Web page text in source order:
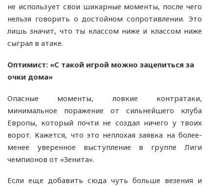
не использует свои шикарные моменты, после чего
нельзя говорить о достойном сопротивлении. Это
лишь значит, что ты классом ниже и классом ниже
сыграл в атаке.
Оптимист: «С такой игрой можно зацепиться за
очки дома»
Опасные моменты, ловкие контратаки,
минимальное поражение от сильнейшего клуба
Европы, который почти не создал ничего у твоих
ворот. Кажется, что это неплохая заявка на более-
менее уверенное выступление в группе Лиги
чемпионов от «Зенита».
Если еще добавить сюда чуть больше везения и